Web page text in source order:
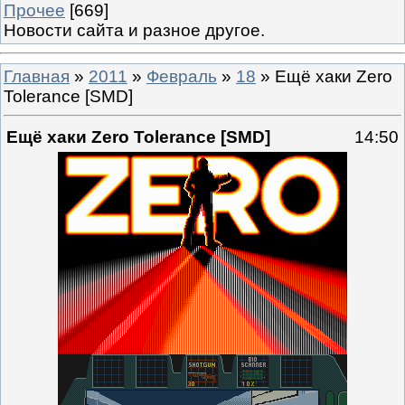
Прочее [669]
Новости сайта и разное другое.
Главная » 2011 » Февраль » 18 » Ещё хаки Zero
Tolerance [SMD]
Ещё хаки Zero Tolerance [SMD] 14:50